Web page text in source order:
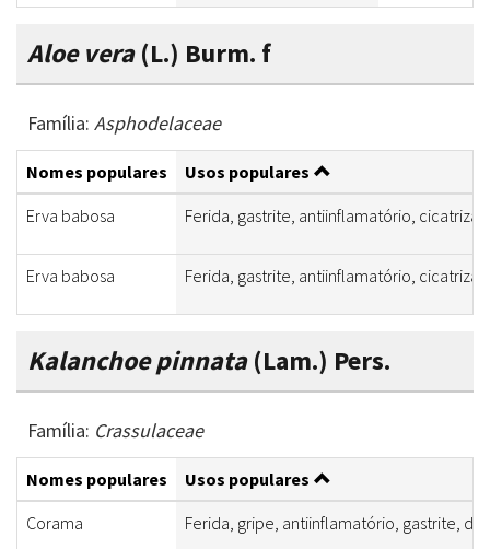
Aloe vera(L.) Burm. f
Família: Asphodelaceae
Nomes populares
Usos populares
Erva babosa
Ferida, gastrite, antiinflamatório,
Erva babosa Ferida, gastrite, antiinflamatório,
Kalanchoe pinnata(Lam.) Pers.
Família: Crassulaceae
Nomes populares
Usos populares
Corama
Ferida, gripe, antiinflamatório, gastrite,